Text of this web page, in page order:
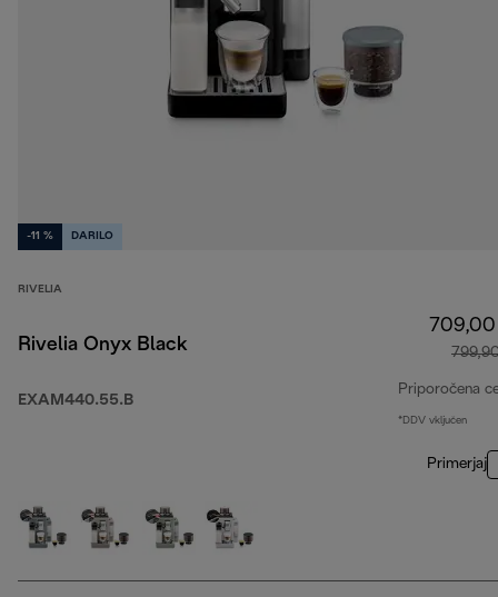
-11 % DARILO
RIVELIA
Rivelia Onyx Black
EXAM440.55.B
Priporočena
*DDV vključen
Primerjaj